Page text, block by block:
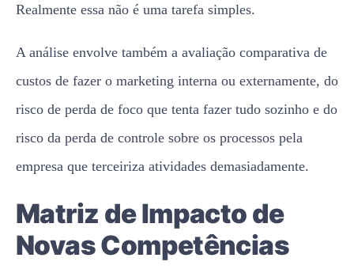
Realmente essa não é uma tarefa simples.
A análise envolve também a avaliação comparativa de
custos de fazer o marketing interna ou externamente, do
risco de perda de foco que tenta fazer tudo sozinho e do
risco da perda de controle sobre os processos pela
empresa que terceiriza atividades demasiadamente.
Matriz de Impacto de
Novas Competências